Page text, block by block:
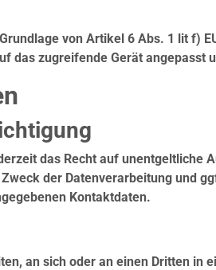
von Artikel 6 Abs. 1 lit f)
das zugreifende Gerät angepasst
das Recht auf unentgeltliche
der Datenverarbeitung und
Kontaktdaten.
an sich oder an einen Dritten in